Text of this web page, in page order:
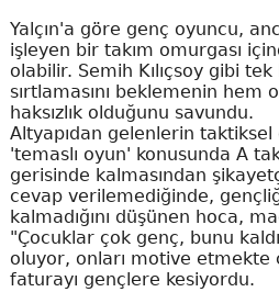
Yalçın'a göre genç oyuncu,
işleyen bir takım omurgası
olabilir. Semih Kılıçsoy gibi tek
sırtlamasını beklemenin hem
haksızlık olduğunu savundu.
Altyapıdan gelenlerin
'temaslı oyun' konusunda A
gerisinde kalmasından
cevap verilemediğinde,
kalmadığını düşünen hoca,
"Çocuklar çok genç, bunu
oluyor, onları motive etmekte
faturayı gençlere kesiyordu.